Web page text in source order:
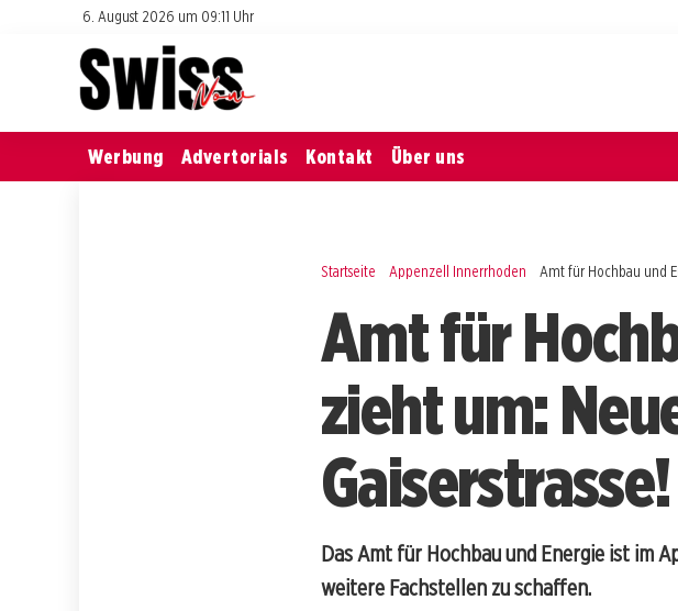
6. August 2026 um 09:11 Uhr
Werbung Advertorials Kontakt Über uns
Startseite Appenzell Innerrhoden Amt für Hochbau und
Amt für
zieht um:
Gaiserstrasse!
Das Amt für Hochbau und Energie ist im
weitere Fachstellen zu schaffen.